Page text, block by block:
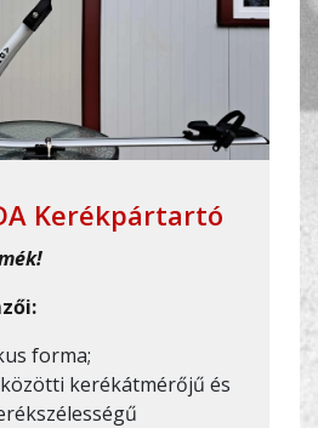
Kerékpártartó
forma;
közötti kerékátmérőjű és